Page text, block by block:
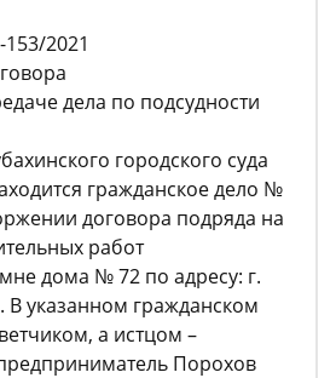
2021
дела по подсудности
городского суда
гражданское дело №
договора подряда на
работ
дома № 72 по адресу: г.
В указанном гражданском
а истцом –
Порохов